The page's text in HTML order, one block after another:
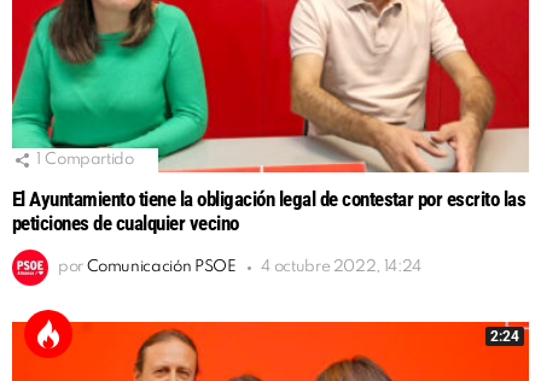
Compartido
El Ayuntamiento tiene la obligación legal de contestar por escrito las
peticiones de cualquier vecino
por Comunicación PSOE 4 octubre 2022, 14:24
2:24